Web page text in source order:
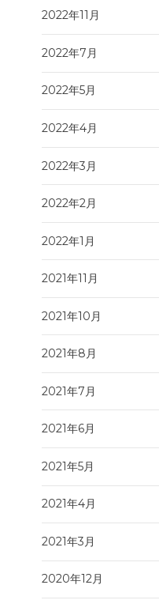
2022年11月
2022年7月
2022年5月
2022年4月
2022年3月
2022年2月
2022年1月
2021年11月
2021年10月
2021年8月
2021年7月
2021年6月
2021年5月
2021年4月
2021年3月
2020年12月